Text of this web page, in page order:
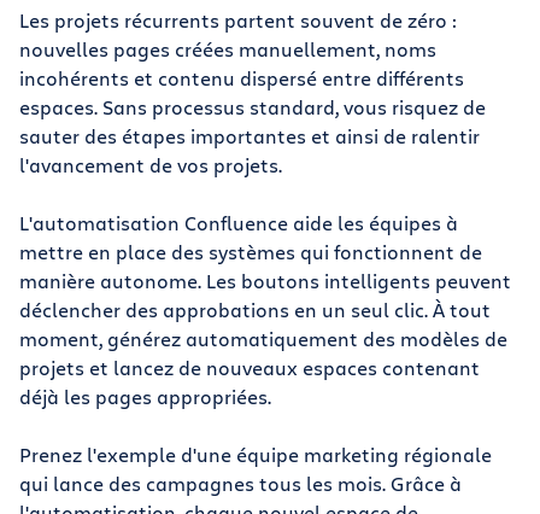
Les projets récurrents partent souvent de zéro :
nouvelles pages créées manuellement, noms
incohérents et contenu dispersé entre différents
espaces. Sans processus standard, vous risquez de
sauter des étapes importantes et ainsi de ralentir
l'avancement de vos projets.
L'automatisation Confluence aide les équipes à
mettre en place des systèmes qui fonctionnent de
manière autonome. Les boutons intelligents peuvent
déclencher des approbations en un seul clic. À tout
moment, générez automatiquement des modèles de
projets et lancez de nouveaux espaces contenant
déjà les pages appropriées.
Prenez l'exemple d'une équipe marketing régionale
qui lance des campagnes tous les mois. Grâce à